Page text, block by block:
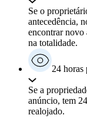
Se o
antecedência,
encontrar novo
na totalidade.
24 horas
Se a
anúncio, tem
realojado.